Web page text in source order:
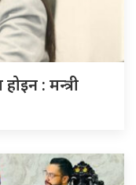
: मन्त्री